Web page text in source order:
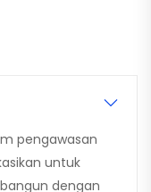
pengawasan
untuk
dengan